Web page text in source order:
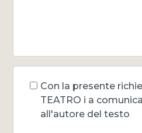
Con la presente
TEATRO i a
all'autore del testo